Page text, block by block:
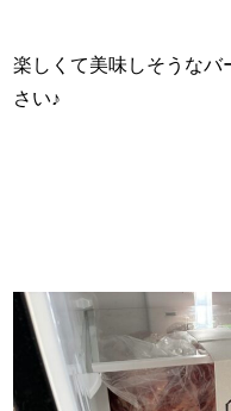
楽しくて美味しそうなバ
さい♪